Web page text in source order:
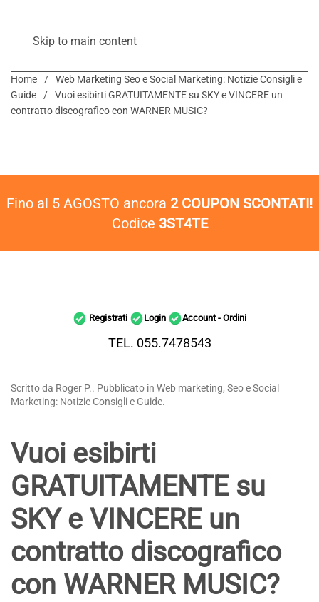
Skip to main content
Home
Web Marketing Seo e Social Marketing: Notizie Consigli e
Guide
Vuoi esibirti GRATUITAMENTE su SKY e VINCERE un
contratto discografico con WARNER MUSIC?
Fino al 5 AGOSTO ancora 2 COUPON SCONTATI!
Codice 3ST4TE
Registrati Login Account - Ordini
TEL. 055.7478543
Scritto da Roger P.. Pubblicato in Web marketing, Seo e Social
Marketing: Notizie Consigli e Guide.
Vuoi esibirti
GRATUITAMENTE su
SKY e VINCERE un
contratto discografico
con WARNER MUSIC?